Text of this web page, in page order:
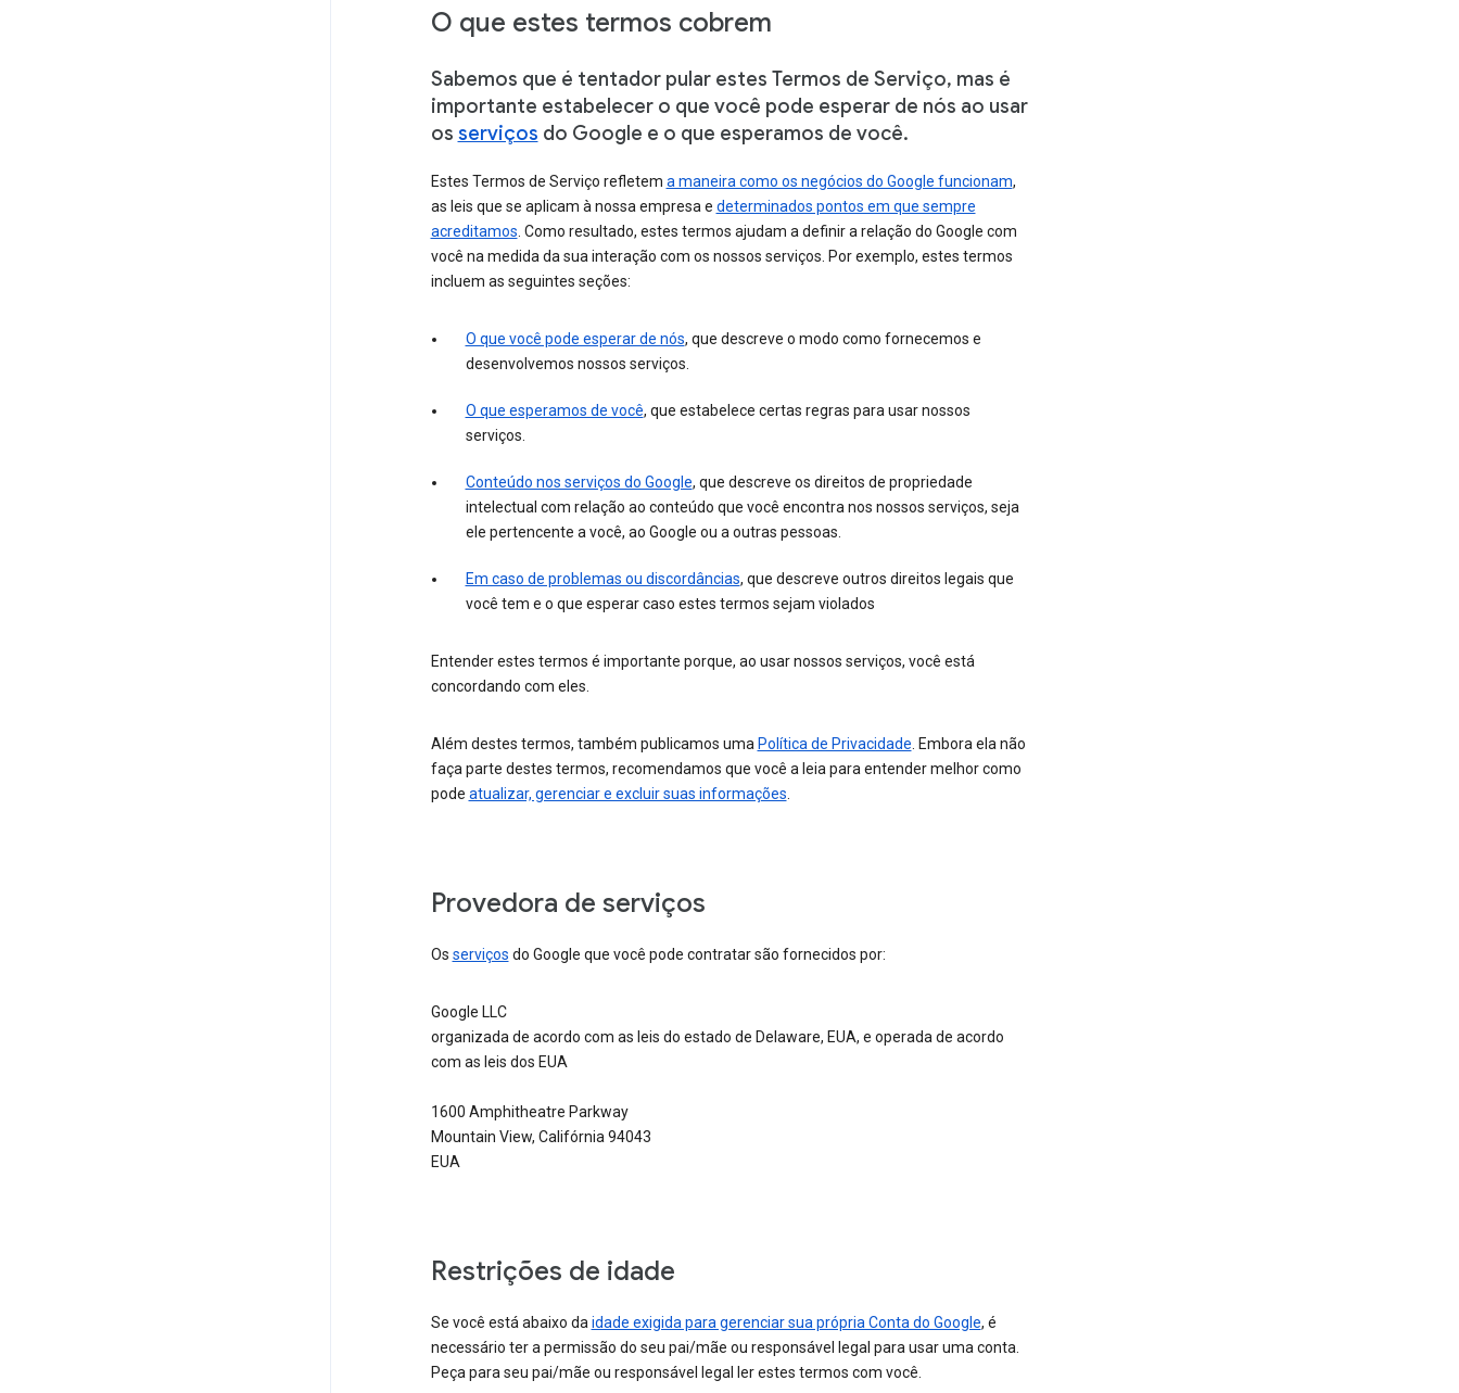
O que estes termos cobrem
Sabemos que é tentador pular estes Termos de Serviço, mas é
importante estabelecer o que você pode esperar de nós ao usar
os serviços do Google e o que esperamos de você.
Estes Termos de Serviço refletem a maneira como os negócios do Google funcionam,
as leis que se aplicam à nossa empresa e determinados pontos em que sempre
acreditamos. Como resultado, estes termos ajudam a definir a relação do Google com
você na medida da sua interação com os nossos serviços. Por exemplo, estes termos
incluem as seguintes seções:
O que você pode esperar de nós, que descreve o modo como fornecemos e
desenvolvemos nossos serviços.
O que esperamos de você, que estabelece certas regras para usar nossos
serviços.
Conteúdo nos serviços do Google, que descreve os direitos de propriedade
intelectual com relação ao conteúdo que você encontra nos nossos serviços, seja
ele pertencente a você, ao Google ou a outras pessoas.
Em caso de problemas ou discordâncias, que descreve outros direitos legais que
você tem e o que esperar caso estes termos sejam violados
Entender estes termos é importante porque, ao usar nossos serviços, você está
concordando com eles.
Além destes termos, também publicamos uma Política de Privacidade. Embora ela não
faça parte destes termos, recomendamos que você a leia para entender melhor como
pode atualizar, gerenciar e excluir suas informações.
Provedora de serviços
Os serviços do Google que você pode contratar são fornecidos por:
Google LLC
organizada de acordo com as leis do estado de Delaware, EUA, e operada de acordo
com as leis dos EUA
1600 Amphitheatre Parkway
Mountain View, Califórnia 94043
EUA
Restrições de idade
Se você está abaixo daidade exigida para gerenciar sua própria Conta do Google, é
necessário ter a permissão do seu pai/mãe ou responsável legal para usar uma conta.
Peça para seu pai/mãe ou responsável legal ler estes termos com você.